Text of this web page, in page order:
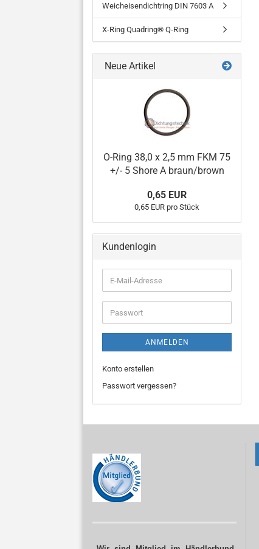
Weicheisendichtring DIN 7603 A
X-Ring Quadring® Q-Ring
Neue Artikel
O-Ring 38,0 x 2,5 mm FKM 75
+/- 5 Shore A braun/brown
0,65 EUR
0,65 EUR pro Stück
Kundenlogin
E-
Mail-
Adresse
Passwort
ANMELDEN
Konto erstellen
Passwort vergessen?